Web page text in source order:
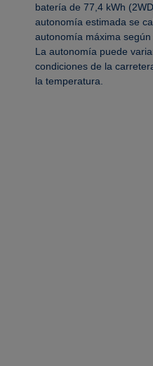
batería de 77,4 kWh
autonomía estimada se
autonomía máxima según
La autonomía puede
condiciones de la
la temperatura.